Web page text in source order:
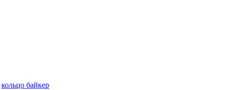
кольцо байкер